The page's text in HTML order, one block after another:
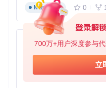
700万+用户深度参与
立
"Default mode on
"Reset mode on quit"
"Same mode as
时的模式
图4：Fluor偏好设置界面，
当
Markdown
0 1
py-xiaozhi
Python
0 1